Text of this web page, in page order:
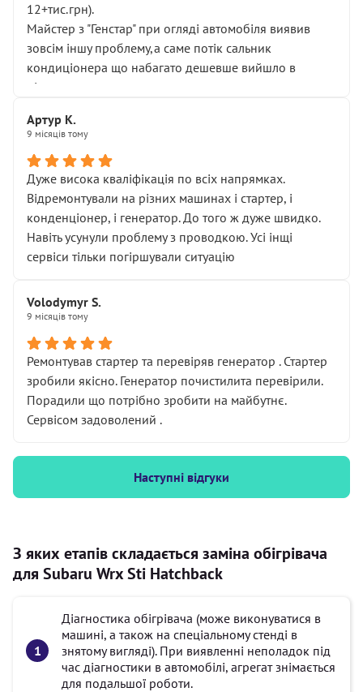
12+тис.грн).
Майстер з "Генстар" при огляді автомобіля виявив
зовсім іншу проблему,а саме потік сальник
кондиціонера що набагато дешевше вийшло в
підсумку.
Артур К.
9 місяців тому
Дуже висока кваліфікація по всіх напрямках.
Відремонтували на різних машинах і стартер, і
конденціонер, і генератор. До того ж дуже швидко.
Навіть усунули проблему з проводкою. Усі інщі
сервіси тільки погіршували ситуацію
Volodymyr S.
9 місяців тому
Ремонтував стартер та перевіряв генератор . Стартер
зробили якісно. Генератор почистилита перевірили.
Порадили що потрібно зробити на майбутнє.
Сервісом задоволений .
Наступні відгуки
З яких етапів складається заміна обігрівача
для Subaru Wrx Sti Hatchback
Діагностика обігрівача (може виконуватися в
машині, а також на спеціальному стенді в
знятому вигляді). При виявленні неполадок під
час діагностики в автомобілі, агрегат знімається
для подальшої роботи.